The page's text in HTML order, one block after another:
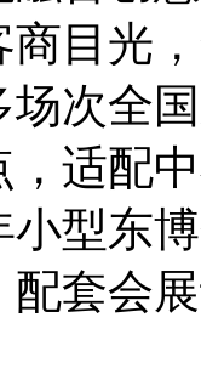
商目光
场次全
，适配
小型东
配套会